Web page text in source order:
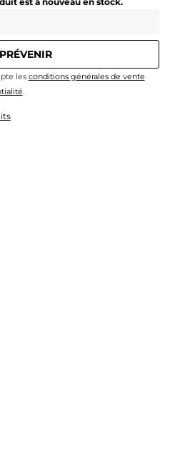
les conditions générales de vente
.